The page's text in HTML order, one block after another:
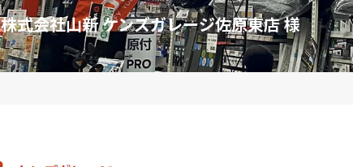
株式会社山新 ケンズガレージ佐原東店 様